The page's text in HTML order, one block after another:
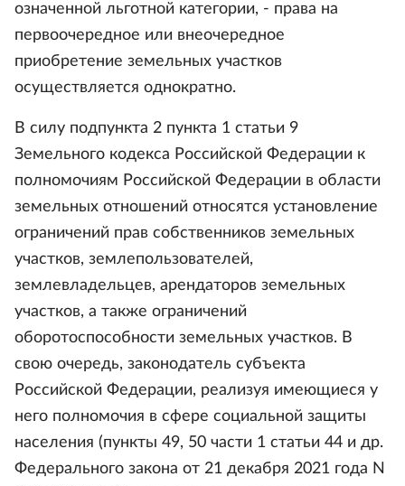
означенной льготной категории, - права на
первоочередное или внеочередное
приобретение земельных участков
осуществляется однократно.
В силу подпункта 2 пункта 1 статьи 9
Земельного кодекса Российской Федерации к
полномочиям Российской Федерации в области
земельных отношений относятся установление
ограничений прав собственников земельных
участков, землепользователей,
землевладельцев, арендаторов земельных
участков, а также ограничений
оборотоспособности земельных участков. В
свою очередь, законодатель субъекта
Российской Федерации, реализуя имеющиеся у
него полномочия в сфере социальной защиты
населения (пункты 49, 50 части 1 статьи 44 и др.
Федерального закона от 21 декабря 2021 года N